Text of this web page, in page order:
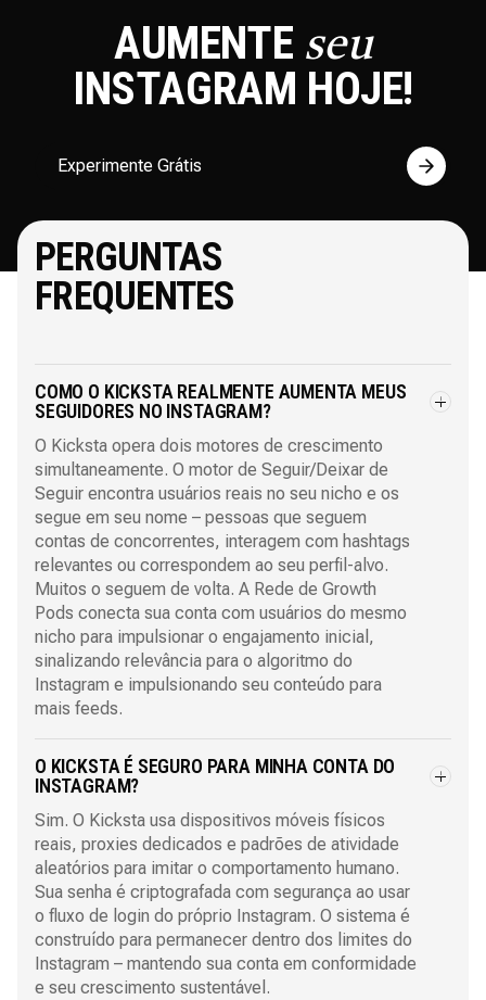
AUMENTE seu
INSTAGRAM HOJE!
Experimente Grátis
PERGUNTAS
FREQUENTES
COMO O KICKSTA REALMENTE AUMENTA MEUS
SEGUIDORES NO INSTAGRAM?
O Kicksta opera dois motores de crescimento
simultaneamente. O motor de Seguir/Deixar de
Seguir encontra usuários reais no seu nicho e os
segue em seu nome – pessoas que seguem
contas de concorrentes, interagem com hashtags
relevantes ou correspondem ao seu perfil-alvo.
Muitos o seguem de volta. A Rede de Growth
Pods conecta sua conta com usuários do mesmo
nicho para impulsionar o engajamento inicial,
sinalizando relevância para o algoritmo do
Instagram e impulsionando seu conteúdo para
mais feeds.
O KICKSTA É SEGURO PARA MINHA CONTA DO
INSTAGRAM?
Sim. O Kicksta usa dispositivos móveis físicos
reais, proxies dedicados e padrões de atividade
aleatórios para imitar o comportamento humano.
Sua senha é criptografada com segurança ao usar
o fluxo de login do próprio Instagram. O sistema é
construído para permanecer dentro dos limites do
Instagram – mantendo sua conta em conformidade
e seu crescimento sustentável.